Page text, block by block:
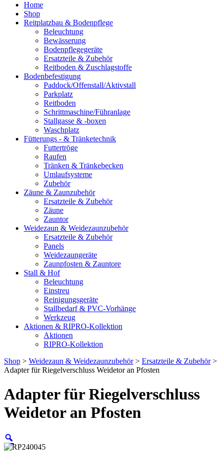
Home
Shop
Reitplatzbau & Bodenpflege
Beleuchtung
Bewässerung
Bodenpflegegeräte
Ersatzteile & Zubehör
Reitboden & Zuschlagstoffe
Bodenbefestigung
Paddock/Offenstall/Aktivstall
Parkplatz
Reitboden
Schrittmaschine/Führanlage
Stallgasse & -boxen
Waschplatz
Fütterungs - & Tränketechnik
Futtertröge
Raufen
Tränken & Tränkebecken
Umlaufsysteme
Zubehör
Zäune & Zaunzubehör
Ersatzteile & Zubehör
Zäune
Zauntor
Weidezaun & Weidezaunzubehör
Ersatzteile & Zubehör
Panels
Weidezaungeräte
Zaunpfosten & Zauntore
Stall & Hof
Beleuchtung
Einstreu
Reinigungsgeräte
Stallbedarf & PVC-Vorhänge
Werkzeug
Aktionen & RIPRO-Kollektion
Aktionen
RIPRO-Kollektion
Shop > Weidezaun & Weidezaunzubehör> Ersatzteile & Zubehör>
Adapter für Riegelverschluss Weidetor an Pfosten
Adapter für Riegelverschluss
Weidetor an Pfosten